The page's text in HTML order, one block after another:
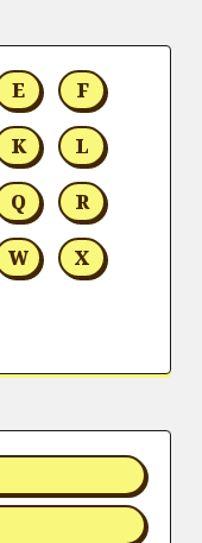
E F
K L
Q R
W X